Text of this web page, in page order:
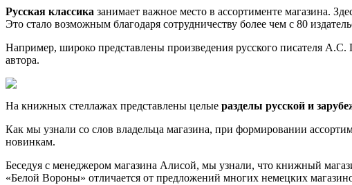
Русская классика занимает важное место в ассортименте магазина.
Это стало возможным благодаря сотрудничеству более чем с 80
Например, широко представлены произведения русского писателя
автора.
На книжных стеллажах представлены целые разделы русской и
Как мы узнали со слов владельца магазина, при формировании
новинкам.
Беседуя с менеджером магазина Алисой, мы узнали, что книжный
«Белой Вороны» отличается от предложений многих немецких